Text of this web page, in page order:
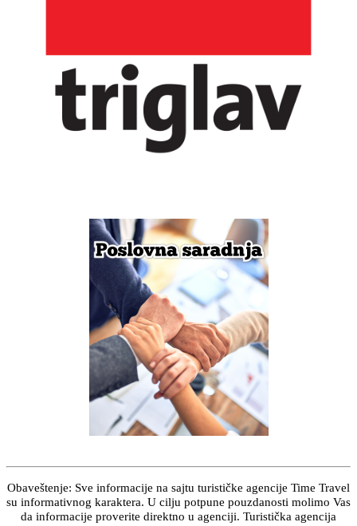
Obaveštenje: Sve informacije na sajtu turističke agencije Time Travel
su informativnog karaktera. U cilju potpune pouzdanosti molimo Vas
da informacije proverite direktno u agenciji. Turistička agencija